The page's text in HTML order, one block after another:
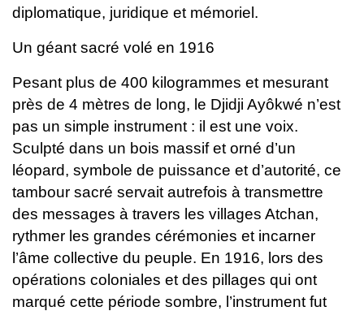
diplomatique, juridique et mémoriel.
Un géant sacré volé en 1916
Pesant plus de 400 kilogrammes et mesurant
près de 4 mètres de long, le Djidji Ayôkwé n’est
pas un simple instrument : il est une voix.
Sculpté dans un bois massif et orné d’un
léopard, symbole de puissance et d’autorité, ce
tambour sacré servait autrefois à transmettre
des messages à travers les villages Atchan,
rythmer les grandes cérémonies et incarner
l’âme collective du peuple. En 1916, lors des
opérations coloniales et des pillages qui ont
marqué cette période sombre, l’instrument fut